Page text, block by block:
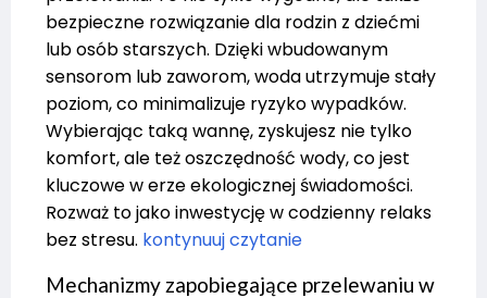
bezpieczne rozwiązanie dla rodzin z dziećmi
lub osób starszych. Dzięki wbudowanym
sensorom lub zaworom, woda utrzymuje stały
poziom, co minimalizuje ryzyko wypadków.
Wybierając taką wannę, zyskujesz nie tylko
komfort, ale też oszczędność wody, co jest
kluczowe w erze ekologicznej świadomości.
Rozważ to jako inwestycję w codzienny relaks
bez stresu. kontynuuj czytanie
Mechanizmy zapobiegające przelewaniu w